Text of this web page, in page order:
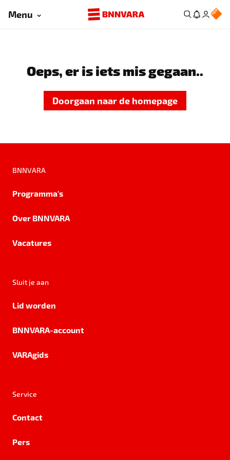
Menu
Oeps, er is iets mis gegaan..
Doorgaan naar de homepage
BNNVARA
Programma's
Over BNNVARA
Vacatures
Sluit je aan
Lid worden
BNNVARA-account
VARAgids
Service
Contact
Pers